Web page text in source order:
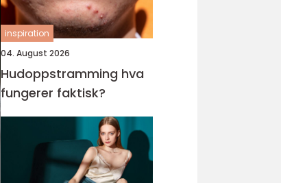
inspiration
04. August 2026
Hudoppstramming hva
fungerer faktisk?